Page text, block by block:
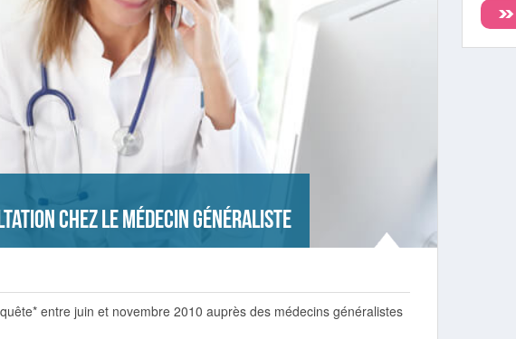
chez le médecin généraliste
entre juin et novembre 2010 auprès des médecins généralistes